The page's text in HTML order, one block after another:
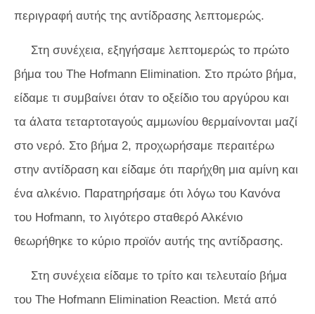
περιγραφή αυτής της αντίδρασης λεπτομερώς.
Στη συνέχεια, εξηγήσαμε λεπτομερώς το πρώτο
βήμα του The Hofmann Elimination. Στο πρώτο βήμα,
είδαμε τι συμβαίνει όταν το οξείδιο του αργύρου και
τα άλατα τεταρτοταγούς αμμωνίου θερμαίνονται μαζί
στο νερό. Στο βήμα 2, προχωρήσαμε περαιτέρω
στην αντίδραση και είδαμε ότι παρήχθη μια αμίνη και
ένα αλκένιο. Παρατηρήσαμε ότι λόγω του Κανόνα
του Hofmann, το λιγότερο σταθερό Αλκένιο
θεωρήθηκε το κύριο προϊόν αυτής της αντίδρασης.
Στη συνέχεια είδαμε το τρίτο και τελευταίο βήμα
του The Hofmann Elimination Reaction. Μετά από